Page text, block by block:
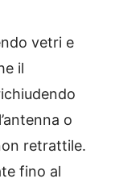
vetri e
il
o
retrattile.
fino al